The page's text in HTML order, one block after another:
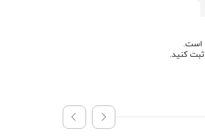
است.
کنید.